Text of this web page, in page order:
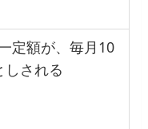
定額が、毎月10
しされる